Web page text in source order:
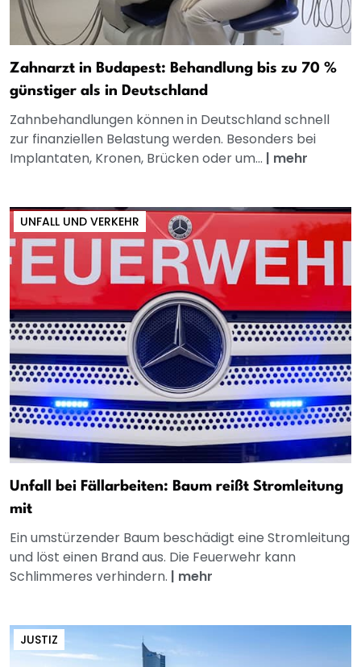
Zahnarzt in Budapest: Behandlung bis zu 70 %
günstiger als in Deutschland
Zahnbehandlungen können in Deutschland schnell
zur finanziellen Belastung werden. Besonders bei
Implantaten, Kronen, Brücken oder um... | mehr
UNFALL UND VERKEHR
Unfall bei Fällarbeiten: Baum reißt Stromleitung
mit
Ein umstürzender Baum beschädigt eine Stromleitung
und löst einen Brand aus. Die Feuerwehr kann
Schlimmeres verhindern. | mehr
JUSTIZ